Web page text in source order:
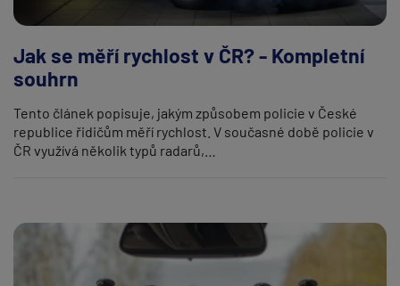
Jak se měří rychlost v ČR? - Kompletní
souhrn
Tento článek popisuje, jakým způsobem policie v České
republice řidičům měří rychlost. V současné době policie v
ČR využívá několik typů radarů,…